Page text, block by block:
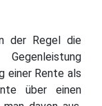
der Regel die
einer Rente als
über einen